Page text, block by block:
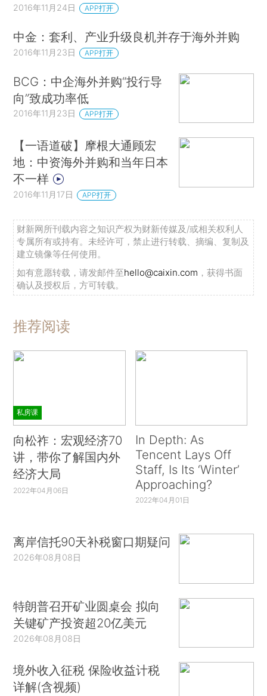
2016年11月24日 APP打开
中金：套利、产业升级良机并存于海外并购
2016年11月23日 APP打开
BCG：中企海外并购“投行导
向”致成功率低
2016年11月23日 APP打开
【一语道破】摩根大通顾宏
地：中资海外并购和当年日本
不一样
2016年11月17日 APP打开
财新网所刊载内容之知识产权为财新传媒及/或相关权利人
专属所有或持有。未经许可，禁止进行转载、摘编、复制及
建立镜像等任何使用。
如有意愿转载，请发邮件至hello@caixin.com ，获得书面
确认及授权后，方可转载。
推荐阅读
私房课
向松祚：宏观经济70
讲，带你了解国内外
经济大局
2022年04月06日
In Depth: As
Tencent Lays Off
Staff, Is Its ‘Winter’
Approaching?
2022年04月01日
离岸信托90天补税窗口期疑问
2026年08月08日
特朗普召开矿业圆桌会 拟向
关键矿产投资超20亿美元
2026年08月08日
境外收入征税 保险收益计税
详解(含视频)